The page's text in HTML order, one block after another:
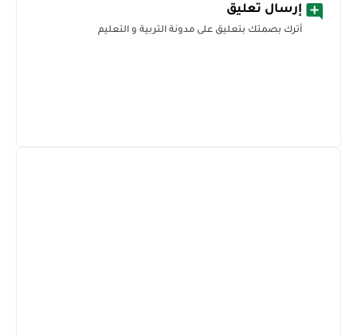
إرسال تعليق
أترك بصمتك بتعليق على مدونة التربية و التعليم